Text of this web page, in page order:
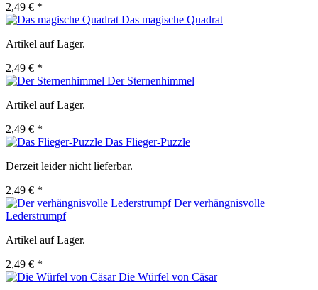
2,49 € *
Das magische Quadrat
Artikel auf Lager.
2,49 € *
Der Sternenhimmel
Artikel auf Lager.
2,49 € *
Das Flieger-Puzzle
Derzeit leider nicht lieferbar.
2,49 € *
Der verhängnisvolle
Lederstrumpf
Artikel auf Lager.
2,49 € *
Die Würfel von Cäsar